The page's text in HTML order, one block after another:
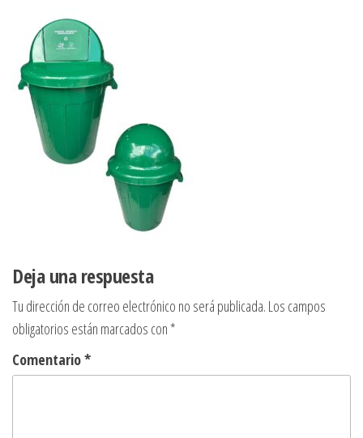
Deja una respuesta
Tu dirección de correo electrónico no será publicada. Los campos
obligatorios están marcados con *
Comentario*